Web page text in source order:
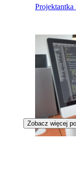
Zobacz więcej